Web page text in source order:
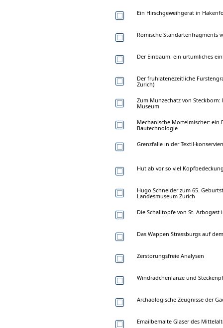
Ein Hirschgeweihgerat in
Romische Standartenfragments
Der Einbaum: ein urtumliches
Der fruhlatenezeitliche
Zurich)
Zum Munzechatz von
Museum
Mechanische Mortelmischer:
Bautechnologie
Grenzfalle in der Textil-
Hut ab vor so viel
Hugo Schneider zum 65.
Landesmuseum Zurich
Die Schalltopfe von St. Arbogast
Das Wappen Strassburgs auf
Zerstorungsfreie Analysen
Windradchenlanze und
Archaologische Zeugnisse der
Emailbemalte Glaser des